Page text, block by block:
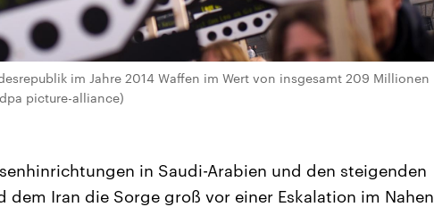
im Jahre 2014 Waffen im Wert von insgesamt 209 Millionen
picture-alliance)
in Saudi-Arabien und den steigenden
dem Iran die Sorge groß vor einer Eskalation im Nahen